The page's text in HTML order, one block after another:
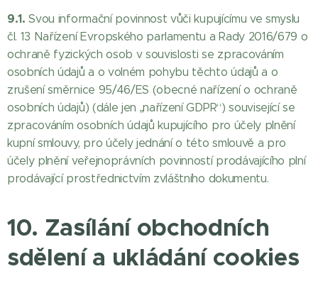
9.1. Svou informační povinnost vůči kupujícímu ve smyslu
čl. 13 Nařízení Evropského parlamentu a Rady 2016/679 o
ochraně fyzických osob v souvislosti se zpracováním
osobních údajů a o volném pohybu těchto údajů a o
zrušení směrnice 95/46/ES (obecné nařízení o ochraně
osobních údajů) (dále jen „nařízení GDPR“) související se
zpracováním osobních údajů kupujícího pro účely plnění
kupní smlouvy, pro účely jednání o této smlouvě a pro
účely plnění veřejnoprávních povinností prodávajícího plní
prodávající prostřednictvím zvláštního dokumentu.
10. Zasílání obchodních
sdělení a ukládání cookies